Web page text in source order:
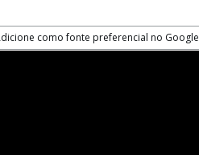
como fonte preferencial no Google